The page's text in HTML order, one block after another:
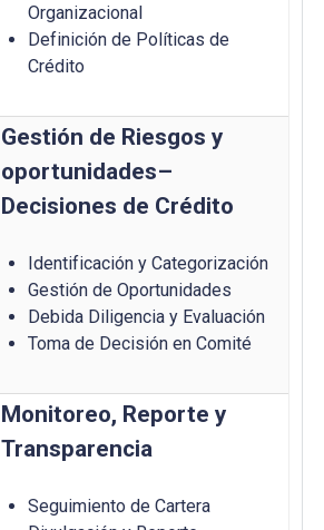
Organizacional
Definición de Políticas de
Crédito
Gestión de Riesgos y
oportunidades–
Decisiones de Crédito
Identificación y Categorización
Gestión de Oportunidades
Debida Diligencia y Evaluación
Toma de Decisión en Comité
Monitoreo, Reporte y
Transparencia
Seguimiento de Cartera